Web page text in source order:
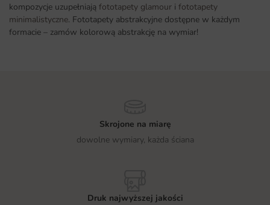
kompozycje uzupełniają fototapety glamour i fototapety
minimalistyczne. Fototapety abstrakcyjne dostępne w każdym
formacie – zamów kolorową abstrakcję na wymiar!
Skrojone na miarę
dowolne wymiary, każda ściana
Druk najwyższej jakości